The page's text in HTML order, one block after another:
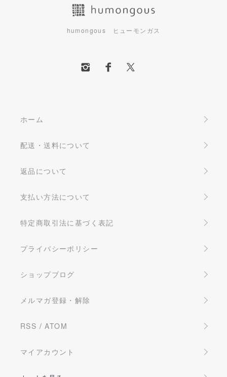
humongous ヒューモンガス
ホーム
配送・送料について
返品について
支払い方法について
特定商取引法に基づく表記
プライバシーポリシー
ショップブログ
メルマガ登録・解除
RSS /ATOM
マイアカウント